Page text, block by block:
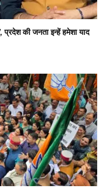
प्रदेश की जनता इन्हें हमेशा याद